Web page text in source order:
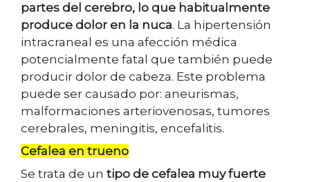
partes del cerebro, lo que habitualmente
produce dolor en la nuca. La hipertensión
intracraneal es una afección médica
potencialmente fatal que también puede
producir dolor de cabeza. Este problema
puede ser causado por: aneurismas,
malformaciones arteriovenosas, tumores
cerebrales, meningitis, encefalitis.
Cefalea en trueno
Se trata de un tipo de cefalea muy fuerte